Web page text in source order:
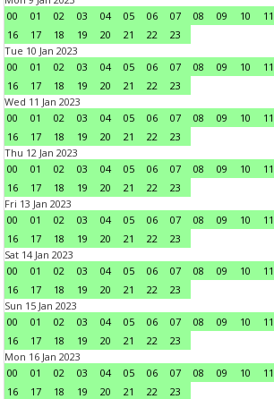
00
01 02 03 04 05 06 07 08 09 10 11
16
17 18 19 20 21 22
23
Tue 10 Jan 2023
00
01 02 03 04 05 06 07 08 09 10 11
16
17 18 19 20 21 22
23
Wed 11 Jan 2023
00
01 02 03 04 05 06 07 08 09 10 11
16
17 18 19 20 21 22
23
Thu 12 Jan 2023
00
01 02 03 04 05 06 07 08 09 10 11
16
17 18 19 20 21 22
23
Fri 13 Jan 2023
00
01 02 03 04 05 06 07 08 09 10 11
16
17 18 19 20 21 22
23
Sat 14 Jan 2023
00
01 02 03 04 05 06 07 08 09 10 11
16
17 18 19 20 21 22
23
Sun 15 Jan 2023
00
01 02 03 04 05 06 07 08 09 10 11
16
17 18 19 20 21 22
23
Mon 16 Jan 2023
00
01 02 03 04 05 06 07 08 09 10 11
16
17 18 19 20 21 22
23